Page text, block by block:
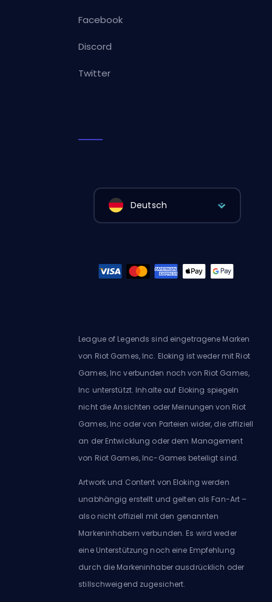
Facebook
Discord
Twitter
Deutsch
League of Legends sind eingetragene Marken
von Riot Games, Inc. Eloking ist weder mit Riot
Games, Inc verbunden noch von Riot Games,
Inc unterstützt. Inhalte auf Eloking spiegeln
nicht die Ansichten oder Meinungen von Riot
Games, Inc oder von Parteien wider, die offiziell
an der Entwicklung oder dem Management
von Riot Games, Inc-Games beteiligt sind.
Artwork und Content von Eloking werden
unabhängig erstellt und gelten als Fan-Art –
also nicht offiziell mit den genannten
Markeninhabern verbunden. Es wird weder
eine Unterstützung noch eine Empfehlung
durch die Markeninhaber ausdrücklich oder
stillschweigend zugesichert.